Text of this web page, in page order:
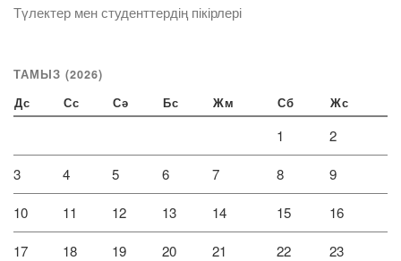
Түлектер мен студенттердің пікірлері
ТАМЫЗ (2026)
Дс Сс Сә Бс Жм Сб Жс
1 2
3 4 5 6 7 8 9
10 11 12 13 14 15 16
17 18 19 20 21 22 23